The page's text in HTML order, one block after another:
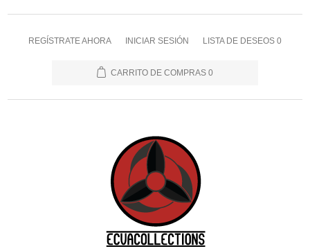
REGÍSTRATE AHORA INICIAR SESIÓN LISTA DE DESEOS 0
CARRITO DE COMPRAS 0